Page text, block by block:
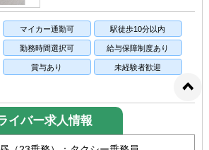
マイカー通勤可 駅徒歩10分以内
勤務時間選択可 給与保障制度あり
賞与あり 未経験者歓迎
イバー求人情報